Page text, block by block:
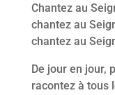
Chantez au
chantez au
chantez au
De jour en jour,
racontez à tous